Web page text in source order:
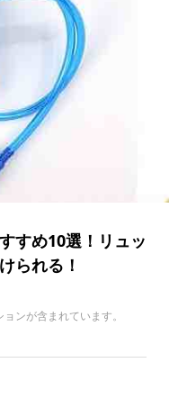
すめ10選！リュッ
られる！
ンが含まれています。